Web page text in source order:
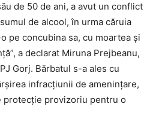
de 50 de ani, a avut un conflict
de alcool, în urma căruia
pe concubina sa, cu moartea și
a declarat Miruna Prejbeanu,
Gorj. Bărbatul s-a ales cu
infracţiunii de amenințare,
protecție provizoriu pentru o